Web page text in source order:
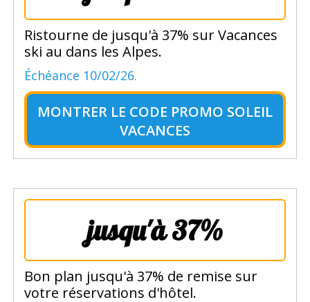
Ristourne de jusqu'à 37% sur Vacances
ski au dans les Alpes.
Échéance 10/02/26.
MONTRER LE CODE PROMO SOLEIL
VACANCES
jusqu'à 37%
Bon plan jusqu'à 37% de remise sur
votre réservations d'hôtel.